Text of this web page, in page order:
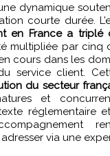
dynamique
courte durée.
en France a triplé
multipliée par cinq
cours dans les
service client.
du secteur
et
réglementaire
via une